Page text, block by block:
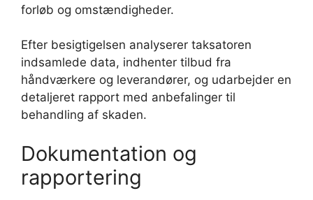
forløb og omstændigheder.
Efter besigtigelsen analyserer taksatoren
indsamlede data, indhenter tilbud fra
håndværkere og leverandører, og udarbejder en
detaljeret rapport med anbefalinger til
behandling af skaden.
Dokumentation og
rapportering